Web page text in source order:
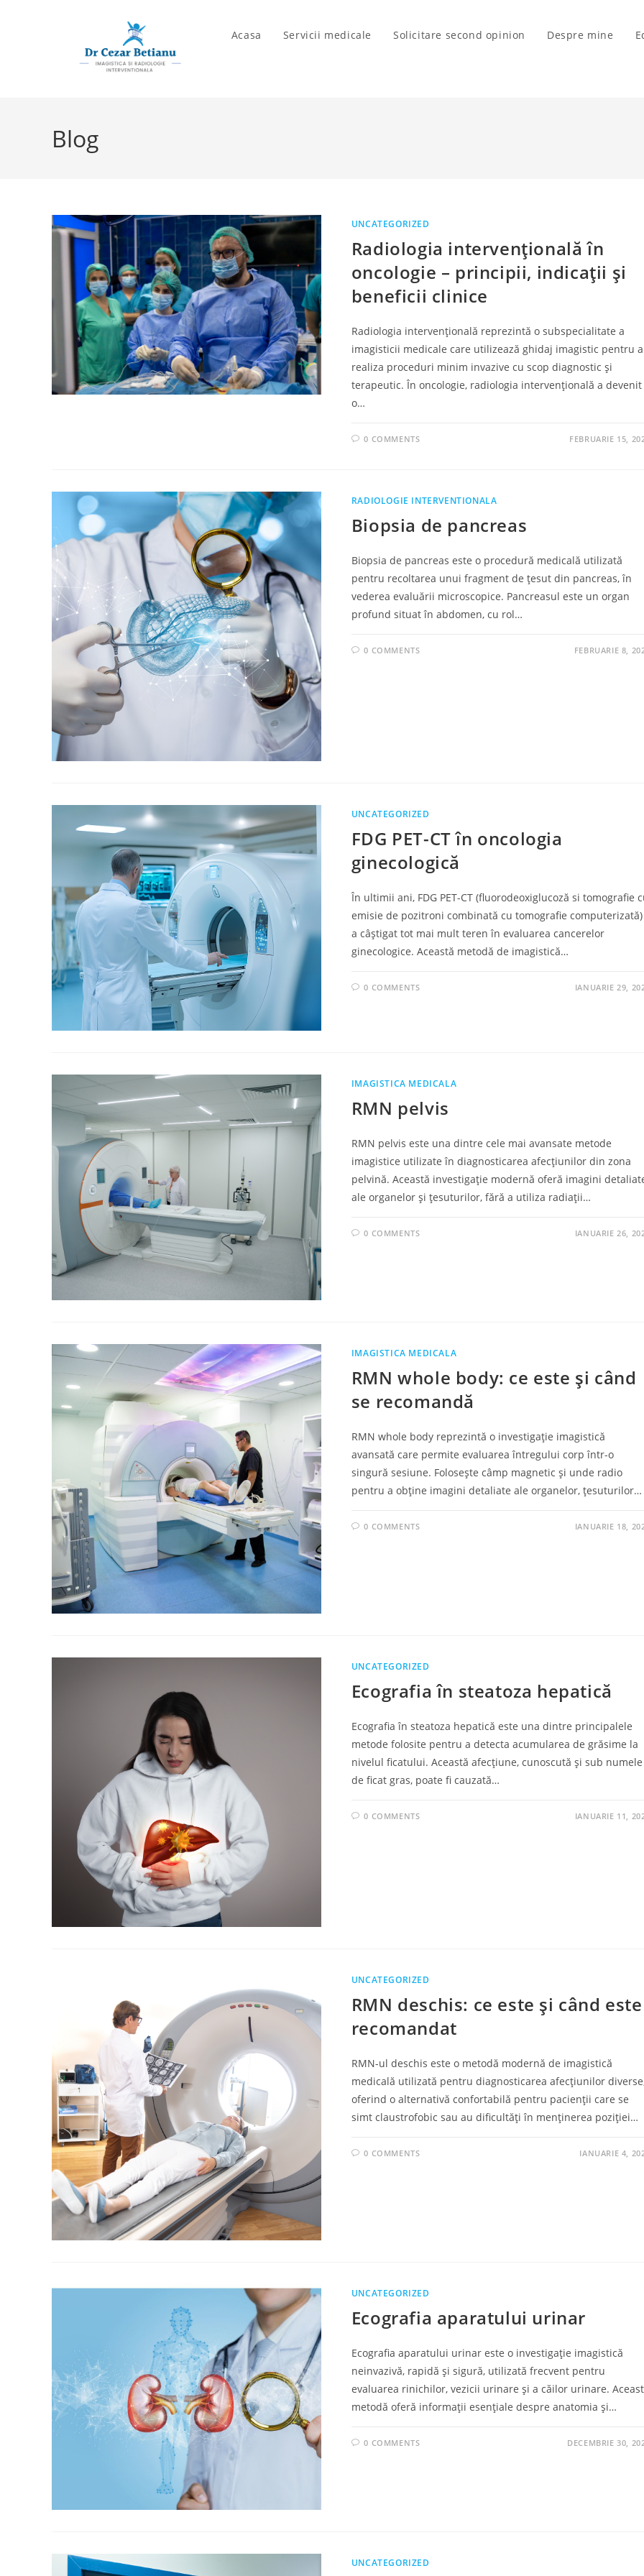
Acasa Servicii medicale Solicitare second opinion Despre mine
Blog
UNCATEGORIZED
Radiologia intervențională în
oncologie – principii, indicații și
beneficii clinice
Radiologia intervențională reprezintă o subspecialitate a
imagisticii medicale care utilizează ghidaj imagistic pentru a
realiza proceduri minim invazive cu scop diagnostic și
terapeutic. În oncologie, radiologia intervențională a devenit
o…
0 COMMENTS FEBRUARIE 15,
RADIOLOGIE INTERVENTIONALA
Biopsia de pancreas
Biopsia de pancreas este o procedură medicală utilizată
pentru recoltarea unui fragment de țesut din pancreas, în
vederea evaluării microscopice. Pancreasul este un organ
profund situat în abdomen, cu rol…
0 COMMENTS FEBRUARIE 8,
UNCATEGORIZED
FDG PET-CT în oncologia
ginecologică
În ultimii ani, FDG PET-CT (fluorodeoxiglucoză si tomografie
emisie de pozitroni combinată cu tomografie computerizată)
a câștigat tot mai mult teren în evaluarea cancerelor
ginecologice. Această metodă de imagistică…
0 COMMENTS IANUARIE 29,
IMAGISTICA MEDICALA
RMN pelvis
RMN pelvis este una dintre cele mai avansate metode
imagistice utilizate în diagnosticarea afecțiunilor din zona
pelvină. Această investigație modernă oferă imagini
ale organelor și țesuturilor, fără a utiliza radiații…
0 COMMENTS IANUARIE 26,
IMAGISTICA MEDICALA
RMN whole body: ce este și când
se recomandă
RMN whole body reprezintă o investigație imagistică
avansată care permite evaluarea întregului corp într-o
singură sesiune. Folosește câmp magnetic și unde radio
pentru a obține imagini detaliate ale organelor, țesuturilor…
0 COMMENTS IANUARIE 18,
UNCATEGORIZED
Ecografia în steatoza hepatică
Ecografia în steatoza hepatică este una dintre principalele
metode folosite pentru a detecta acumularea de grăsime la
nivelul ficatului. Această afecțiune, cunoscută și sub numele
de ficat gras, poate fi cauzată…
0 COMMENTS IANUARIE 11,
UNCATEGORIZED
RMN deschis: ce este și când este
recomandat
RMN-ul deschis este o metodă modernă de imagistică
medicală utilizată pentru diagnosticarea afecțiunilor
oferind o alternativă confortabilă pentru pacienții care se
simt claustrofobic sau au dificultăți în menținerea poziției…
0 COMMENTS IANUARIE 4,
UNCATEGORIZED
Ecografia aparatului urinar
Ecografia aparatului urinar este o investigație imagistică
neinvazivă, rapidă și sigură, utilizată frecvent pentru
evaluarea rinichilor, vezicii urinare și a căilor urinare.
metodă oferă informații esențiale despre anatomia și…
0 COMMENTS DECEMBRIE 30,
UNCATEGORIZED